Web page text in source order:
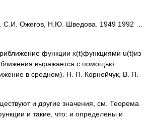
С.И. Ожегов, Н.Ю. Шведова. 1949 1992 …
функции x(t)функциями u(t)из
выражается с помощью
в среднем). Н. П. Корнейчук, В. П.
и другие значения, см. Теорема
и такие, что: и определены и